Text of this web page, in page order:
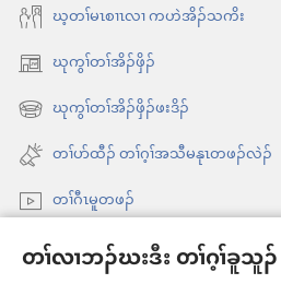
တၢ်လၢဘၣ်ဃးဒီး တၢ်ဂ့ၢ်ခူသူၣ်
ဃ့တၢ်မၤစၢၤလၢ ကဟဲအိၣ်သကိး
ဃုကွၢ်တၢ်အိၣ်ဖှိၣ်
အိး
ထီၣ်
အ
သီ
တ
ဘ့ၣ်
ဃုကွၢ်တၢ်အိၣ်ဖှိၣ်ဖးဒိၣ်
အိး
ထီၣ်
အ
တ
တၢ်ပာ်ထီၣ် တၢ်ဂ့ၢ်အသီမနုၤတဖၣ်လဲၣ်
တၢ်ဂီၤမူတဖၣ်
Videos with Audio Descriptions